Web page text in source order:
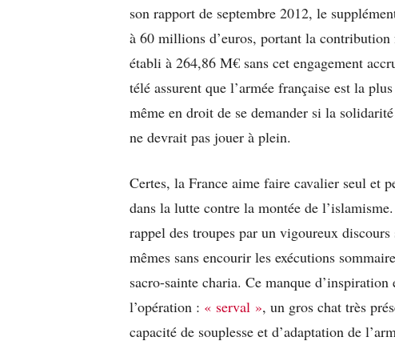
son rapport de septembre 2012, le
à 60 millions d’euros, portant la
établi à 264,86 M€ sans cet engagement
télé assurent que l’armée française est la
même en droit de se demander si la
ne devrait pas jouer à plein.
Certes, la France aime faire cavalier seul et
dans la lutte contre la montée de
rappel des troupes par un vigoureux
mêmes sans encourir les exécutions
sacro-sainte charia. Ce manque
l’opération : « serval », un gros chat très
capacité de souplesse et d’adaptation de